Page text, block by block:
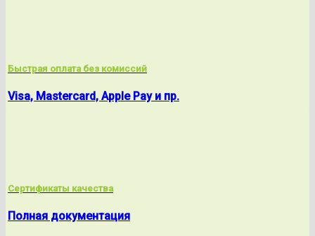
Быстрая оплата без комиссий
Visa, Mastercard, Apple Pay и пр.
Сертификаты качества
Полная документация